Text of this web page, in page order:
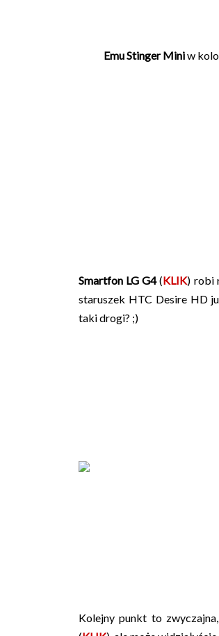
Emu Stinger Miniw
Smartfon LG G4(KLIK) robi
staruszek HTC Desire HD
taki drogi? ;)
Kolejny punkt to zwyczajna,